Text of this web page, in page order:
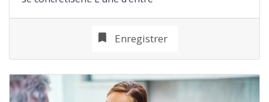
Enregistrer